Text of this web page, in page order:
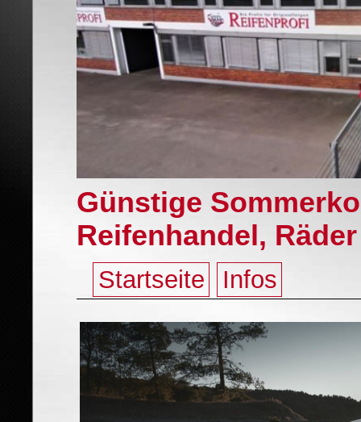
Günstige
Reifenhandel,
Startseite Infos